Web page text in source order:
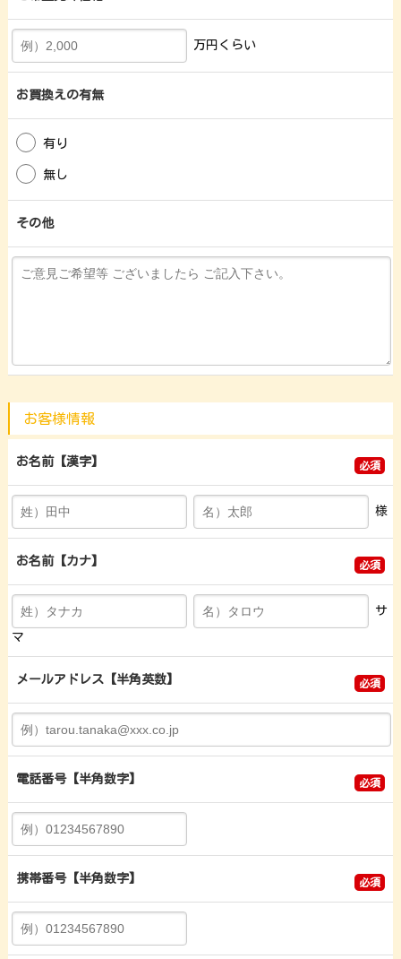
万円くらい
お買換えの有無
有り
無し
その他
お客様情報
必須
お名前【漢字】
様
必須
お名前【カナ】
サ
マ
必須
メールアドレス【半角英数】
必須
電話番号【半角数字】
必須
携帯番号【半角数字】